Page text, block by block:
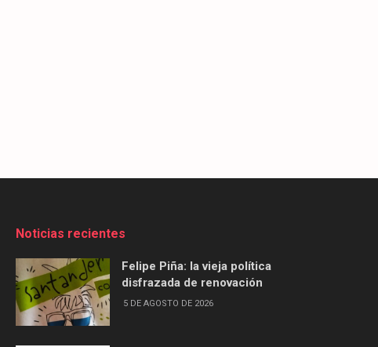
Noticias recientes
Felipe Piña: la vieja política
disfrazada de renovación
5 DE AGOSTO DE 2026